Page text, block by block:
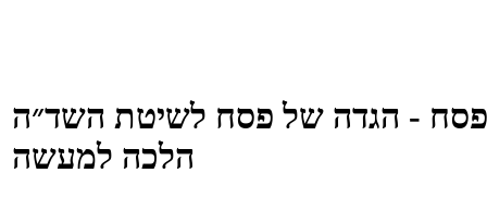
- הגדה של פסח לשיטת השד״ה
הלכה למעשה